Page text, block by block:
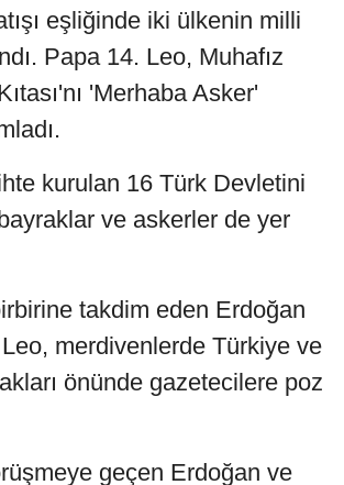
eşliğinde iki ülkenin milli
Papa 14. Leo, Muhafız
'Merhaba Asker'
kurulan 16 Türk Devletini
ve askerler de yer
takdim eden Erdoğan
merdivenlerde Türkiye ve
önünde gazetecilere poz
geçen Erdoğan ve